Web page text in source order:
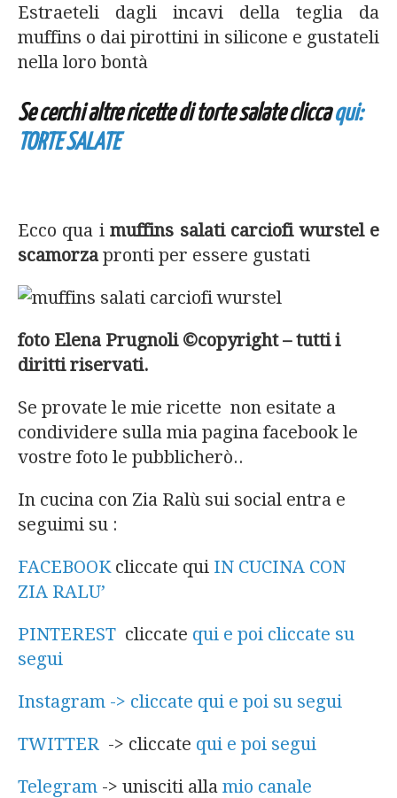
Estraeteli dagli incavi della teglia da
muffins o dai pirottini in silicone e gustateli
nella loro bontà
Se cerchi altre ricette di torte salate cliccaqui:
TORTE SALATE
Ecco qua imuffins salati carciofi wurstel e
scamorza pronti per essere gustati
foto Elena Prugnoli ©copyright – tutti i
diritti riservati.
Se provate le mie ricette non esitate a
condividere sulla mia pagina facebook le
vostre foto le pubblicherò..
In cucina con Zia Ralù sui social entra e
seguimi su :
FACEBOOK cliccate qui IN CUCINA CON
ZIA RALU’
PINTEREST cliccate qui e poi cliccate su
segui
Instagram -> cliccate qui e poi su segui
TWITTER -> cliccate qui e poi segui
Telegram -> unisciti alla mio canale